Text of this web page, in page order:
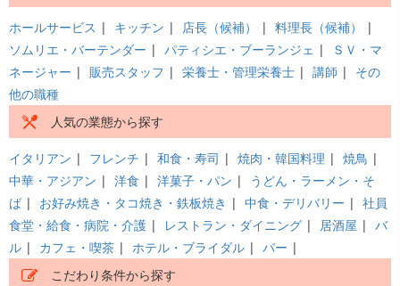
ホールサービス | キッチン | 店長（候補） | 料理長（候補）
|
ソムリエ・バーテンダー | パティシエ・ブーランジェ |
ＳＶ・マ
ネージャー | 販売スタッフ | 栄養士・管理栄養士 | 講師 | その
他の職種
人気の業態から探す
イタリアン | フレンチ | 和食・寿司 | 焼肉・韓国料理 | 焼鳥 |
中華・アジアン | 洋食 | 洋菓子・パン |
うどん・ラーメン・そ
ば | お好み焼き・タコ焼き・鉄板焼き | 中食・デリバリー | 社員
食堂・給食・病院・介護 | レストラン・ダイニング | 居酒屋 | バ
ル | カフェ・喫茶 | ホテル・ブライダル | バー |
こだわり条件から探す